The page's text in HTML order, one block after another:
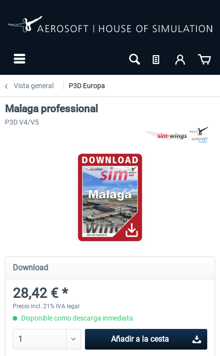
Vista general P3D Europa
Hamburg-Finkenwerder
12,10 € *
Madeira X Evolution
Malaga professional
P3D V4/V5
Download
28,42 € *
Precio incl. 21% IVA legal
Disponible como descarga inmediata
Añadir a la cesta